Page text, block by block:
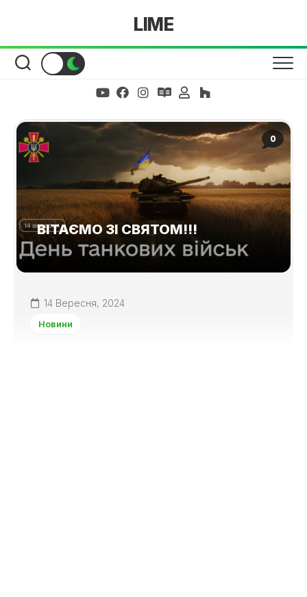
LIME
0
ВІТАЄМО ЗІ СВЯТОМ!!!
14 Вересня, 2024
Новини